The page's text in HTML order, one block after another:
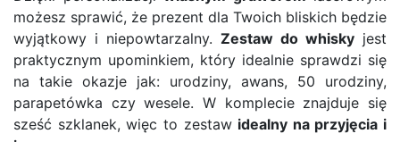
możesz sprawić, że prezent dla Twoich bliskich będzie
wyjątkowy i niepowtarzalny. Zestaw do whisky jest
praktycznym upominkiem, który idealnie sprawdzi się
na takie okazje jak: urodziny, awans, 50 urodziny,
parapetówka czy wesele. W komplecie znajduje się
sześć szklanek, więc to zestaw idealny na przyjęcia i